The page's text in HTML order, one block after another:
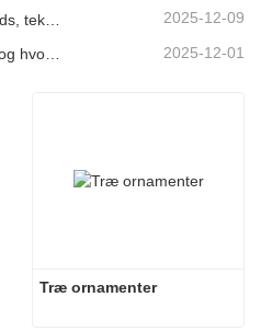
2025-12-09
2025-12-01
Træ ornamenter